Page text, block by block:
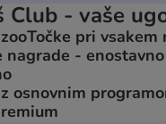
Club - vaše
pri vsakem
nagrade -
osnovnim